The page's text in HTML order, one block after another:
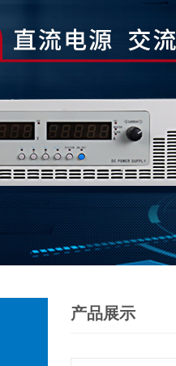
产品展示